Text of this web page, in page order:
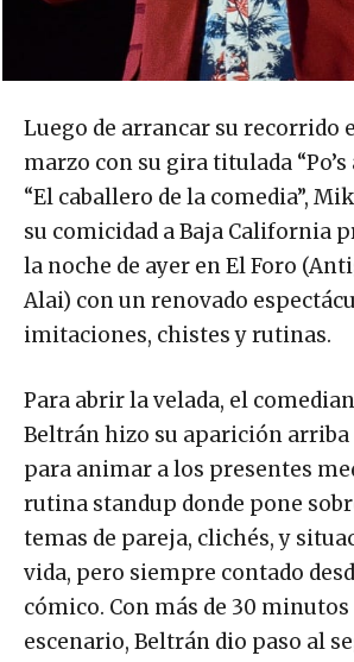
Luego de arrancar su recorrido
marzo con su gira titulada “Po’s
“El caballero de la comedia”,
su comicidad a Baja California
la noche de ayer en El Foro
Alai) con un renovado
imitaciones, chistes y rutinas.
Para abrir la velada, el
Beltrán hizo su aparición
para animar a los presentes
rutina standup donde pone
temas de pareja, clichés, y
vida, pero siempre contado
cómico. Con más de 30
escenario, Beltrán dio paso al